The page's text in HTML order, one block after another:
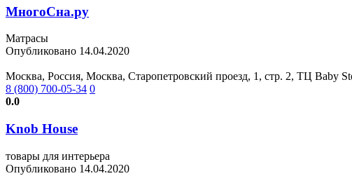
МногоСна.ру
Матрасы
Опубликовано 14.04.2020
Москва, Россия, Москва, Старопетровский проезд, 1, стр. 2, ТЦ Baby
8 (800) 700-05-34 0
0.0
Knob House
товары для интерьера
Опубликовано 14.04.2020